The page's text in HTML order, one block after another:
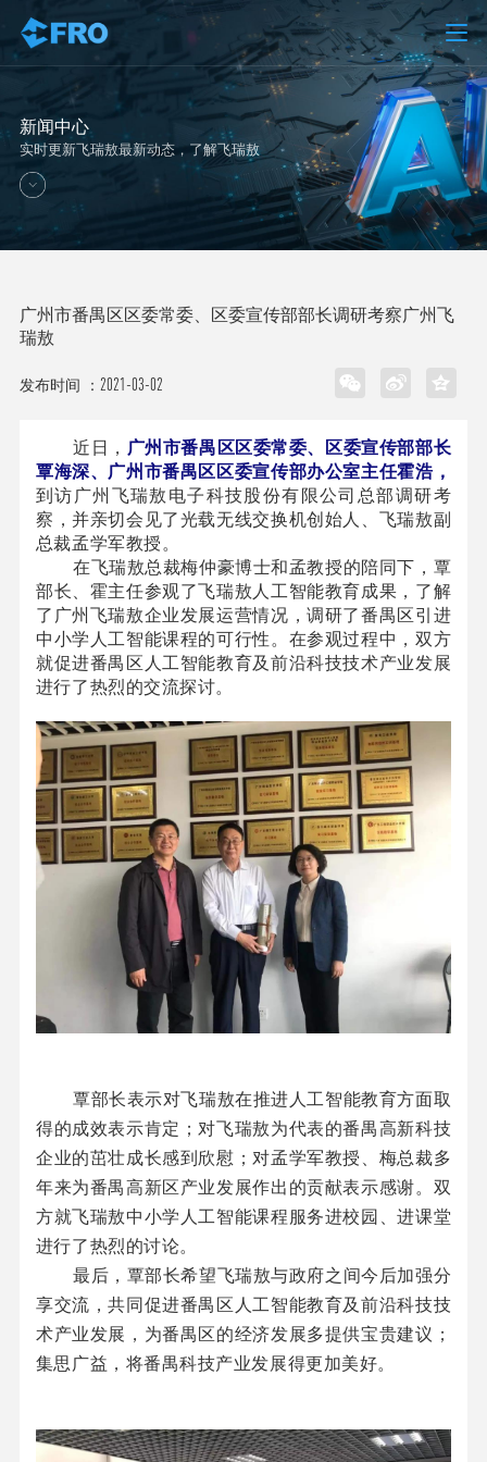
新闻中心
实时更新飞瑞敖最新动态，了解飞瑞敖
广州市番禺区区委常委、区委宣传部部长调研考察广州飞
瑞敖
发布时间 ： 2021-03-02
近日， 广州市番禺区区委常委、区委宣传部部长
覃海深、 广州市番禺区区委宣传部办公室主任霍浩，
到访广州飞瑞敖电子科技股份有限公司总部调研考
察，并亲切会见了光载无线交换机创始人、飞瑞敖副
总裁孟学军教授。
在飞瑞敖总裁梅仲豪博士和孟教授的陪同下，覃
部长、霍主任参观了飞瑞敖人工智能教育成果，了解
了广州飞瑞敖企业发展运营情况，调研了番禺区引进
中小学人工智能课程的可行性。在参观过程中，双方
就促进番禺区人工智能教育及前沿科技技术产业发展
进行了热烈的交流探讨。
覃部长表示对飞瑞敖在推进人工智能教育方面取
得的成效表示肯定；对飞瑞敖为代表的番禺高新科技
企业的茁壮成长感到欣慰；对孟学军教授、梅总裁多
年来为番禺高新区产业发展作出的贡献表示感谢。双
方就飞瑞敖中小学人工智能课程服务进校园、进课堂
进行了热烈的讨论。
最后，覃部长希望飞瑞敖与政府之间今后加强分
享交流，共同促进番禺区人工智能教育及前沿科技技
术产业发展，为番禺区的经济发展多提供宝贵建议；
集思广益，将番禺科技产业发展得更加美好。